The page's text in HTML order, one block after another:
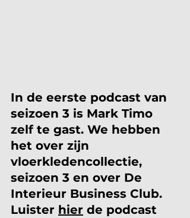
In de eerste podcast van
seizoen 3 is Mark Timo
zelf te gast. We hebben
het over zijn
vloerkledencollectie,
seizoen 3 en over De
Interieur Business Club.
Luister hier de podcast